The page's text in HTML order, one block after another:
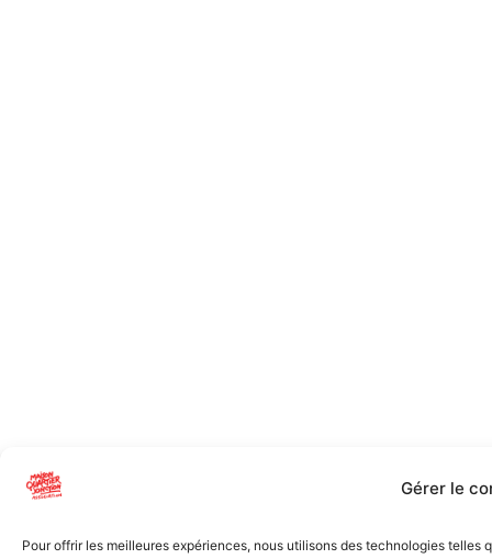
Gérer le
Pour offrir les meilleures expériences, nous utilisons des technologies